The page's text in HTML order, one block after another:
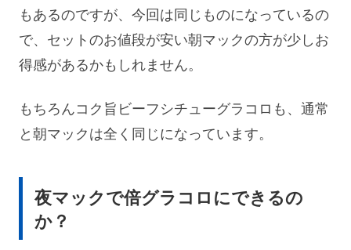
もあるのですが、今回は同じものになっているの
で、セットのお値段が安い朝マックの方が少しお
得感があるかもしれません。
もちろんコク旨ビーフシチューグラコロも、通常
と朝マックは全く同じになっています。
夜マックで倍グラコロにできるの
か？